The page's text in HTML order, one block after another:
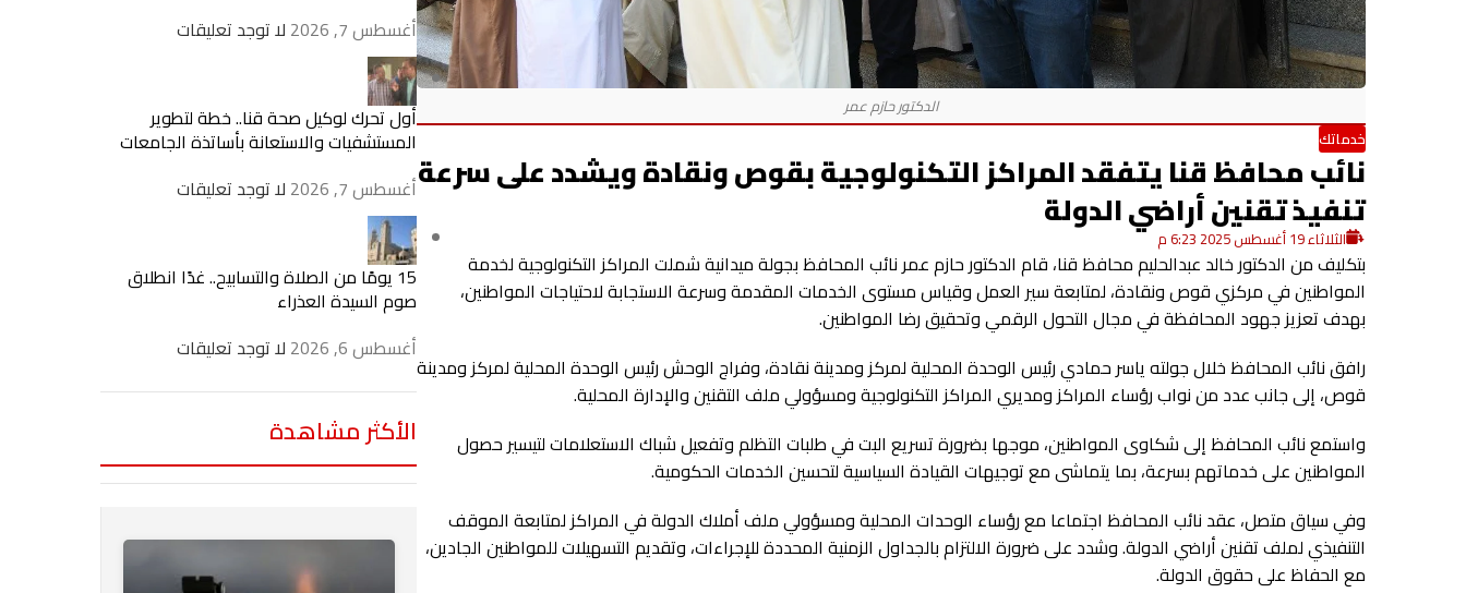
خدماتك
نائب محافظ قنا يتفقد المراكز التكنولوجية بقوص ونقادة ويشدد على سرعة
تنفيذ تقنين أراضي الدولة
الثلاثاء 19 أغسطس 2025 6:23 م
بتكليف من الدكتور خالد عبدالحليم محافظ قنا، قام الدكتور حازم عمر نائب المحافظ بجولة ميدانية شملت المراكز التكنولوجية لخدمة
المواطنين في مركزي قوص ونقادة، لمتابعة سير العمل وقياس مستوى الخدمات المقدمة وسرعة الاستجابة لاحتياجات المواطنين،
بهدف تعزيز جهود المحافظة في مجال التحول الرقمي وتحقيق رضا المواطنين.
رافق نائب المحافظ خلال جولته ياسر حمادي رئيس الوحدة المحلية لمركز ومدينة نقادة، وفراج الوحش رئيس الوحدة المحلية لمركز ومدينة
قوص، إلى جانب عدد من نواب رؤساء المراكز ومديري المراكز التكنولوجية ومسؤولي ملف التقنين والإدارة المحلية.
واستمع نائب المحافظ إلى شكاوى المواطنين، موجها بضرورة تسريع البت في طلبات التظلم وتفعيل شباك الاستعلامات لتيسير حصول
المواطنين على خدماتهم بسرعة، بما يتماشى مع توجيهات القيادة السياسية لتحسين الخدمات الحكومية.
وفي سياق متصل، عقد نائب المحافظ اجتماعا مع رؤساء الوحدات المحلية ومسؤولي ملف أملاك الدولة في المراكز لمتابعة الموقف
التنفيذي لملف تقنين أراضي الدولة. وشدد على ضرورة الالتزام بالجداول الزمنية المحددة للإجراءات، وتقديم التسهيلات للمواطنين الجادين،
مع الحفاظ على حقوق الدولة.
أغسطس 7, 2026
لا توجد تعليقات
أول تحرك لوكيل صحة قنا.. خطة لتطوير
المستشفيات والاستعانة بأساتذة الجامعات
أغسطس 7, 2026
لا توجد تعليقات
15 يومًا من الصلاة والتسابيح.. غدًا انطلاق
صوم السيدة العذراء
أغسطس 6, 2026
لا توجد تعليقات
الأكثر مشاهدة